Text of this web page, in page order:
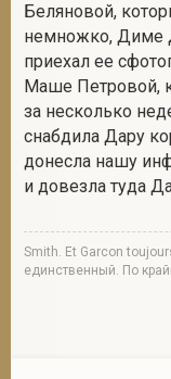
Беляновой,
немножко, Диме
приехал ее
Маше Петровой,
за несколько
снабдила Дару
донесла нашу
и довезла туда
Smith. Et Garcon
единственный. По